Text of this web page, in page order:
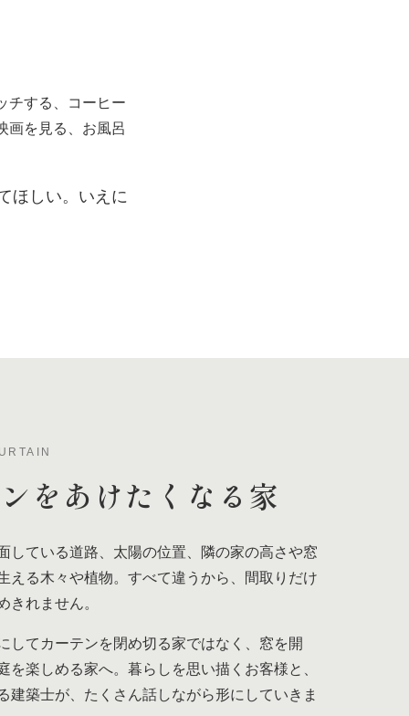
チする、コーヒー
画を見る、お風呂
ほしい。いえに
を あけたくなる家
している道路、太陽の位置、隣の家の高さや窓
える木々や植物。すべて違うから、間取りだけ
きれません。
してカーテンを閉め切る家ではなく、窓を開
を楽しめる家へ。暮らしを思い描くお客様と、
建築士が、たくさん話しながら形にしていきま